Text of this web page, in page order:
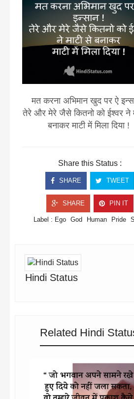
मत करना अभिमान खुद पर ऐ
तेरे और मेरे जैसे कितनो को ईश्वर ने
बनाकर माटी में मिला दिया !
Share this Status :
SHARE TWEET
SHARE PIN IT
Label : Ego God Human Pride
Hindi Status
Related Hindi